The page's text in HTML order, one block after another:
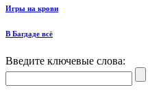
Игры на крови
В Багдаде всё
Введите ключевые слова: